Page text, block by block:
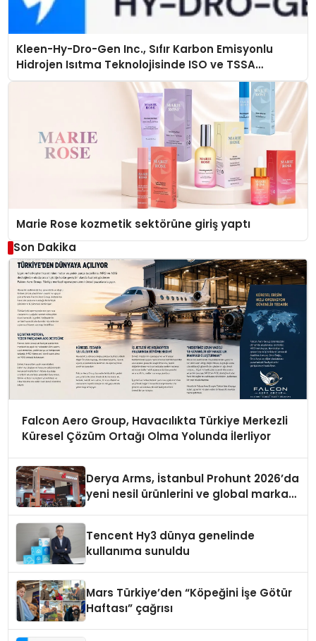
Kleen-Hy-Dro-Gen Inc., Sıfır Karbon Emisyonlu
Hidrojen Isıtma Teknolojisinde ISO ve TSSA
Düzenleyici Onaylarını Aldı
Marie Rose kozmetik sektörüne giriş yaptı
Son Dakika
Falcon Aero Group, Havacılıkta Türkiye Merkezli
Küresel Çözüm Ortağı Olma Yolunda İlerliyor
Derya Arms, İstanbul Prohunt 2026’da
yeni nesil ürünlerini ve global marka
Tencent Hy3 dünya genelinde
kullanıma sunuldu
Mars Türkiye’den “Köpeğini İşe Götür
Haftası” çağrısı